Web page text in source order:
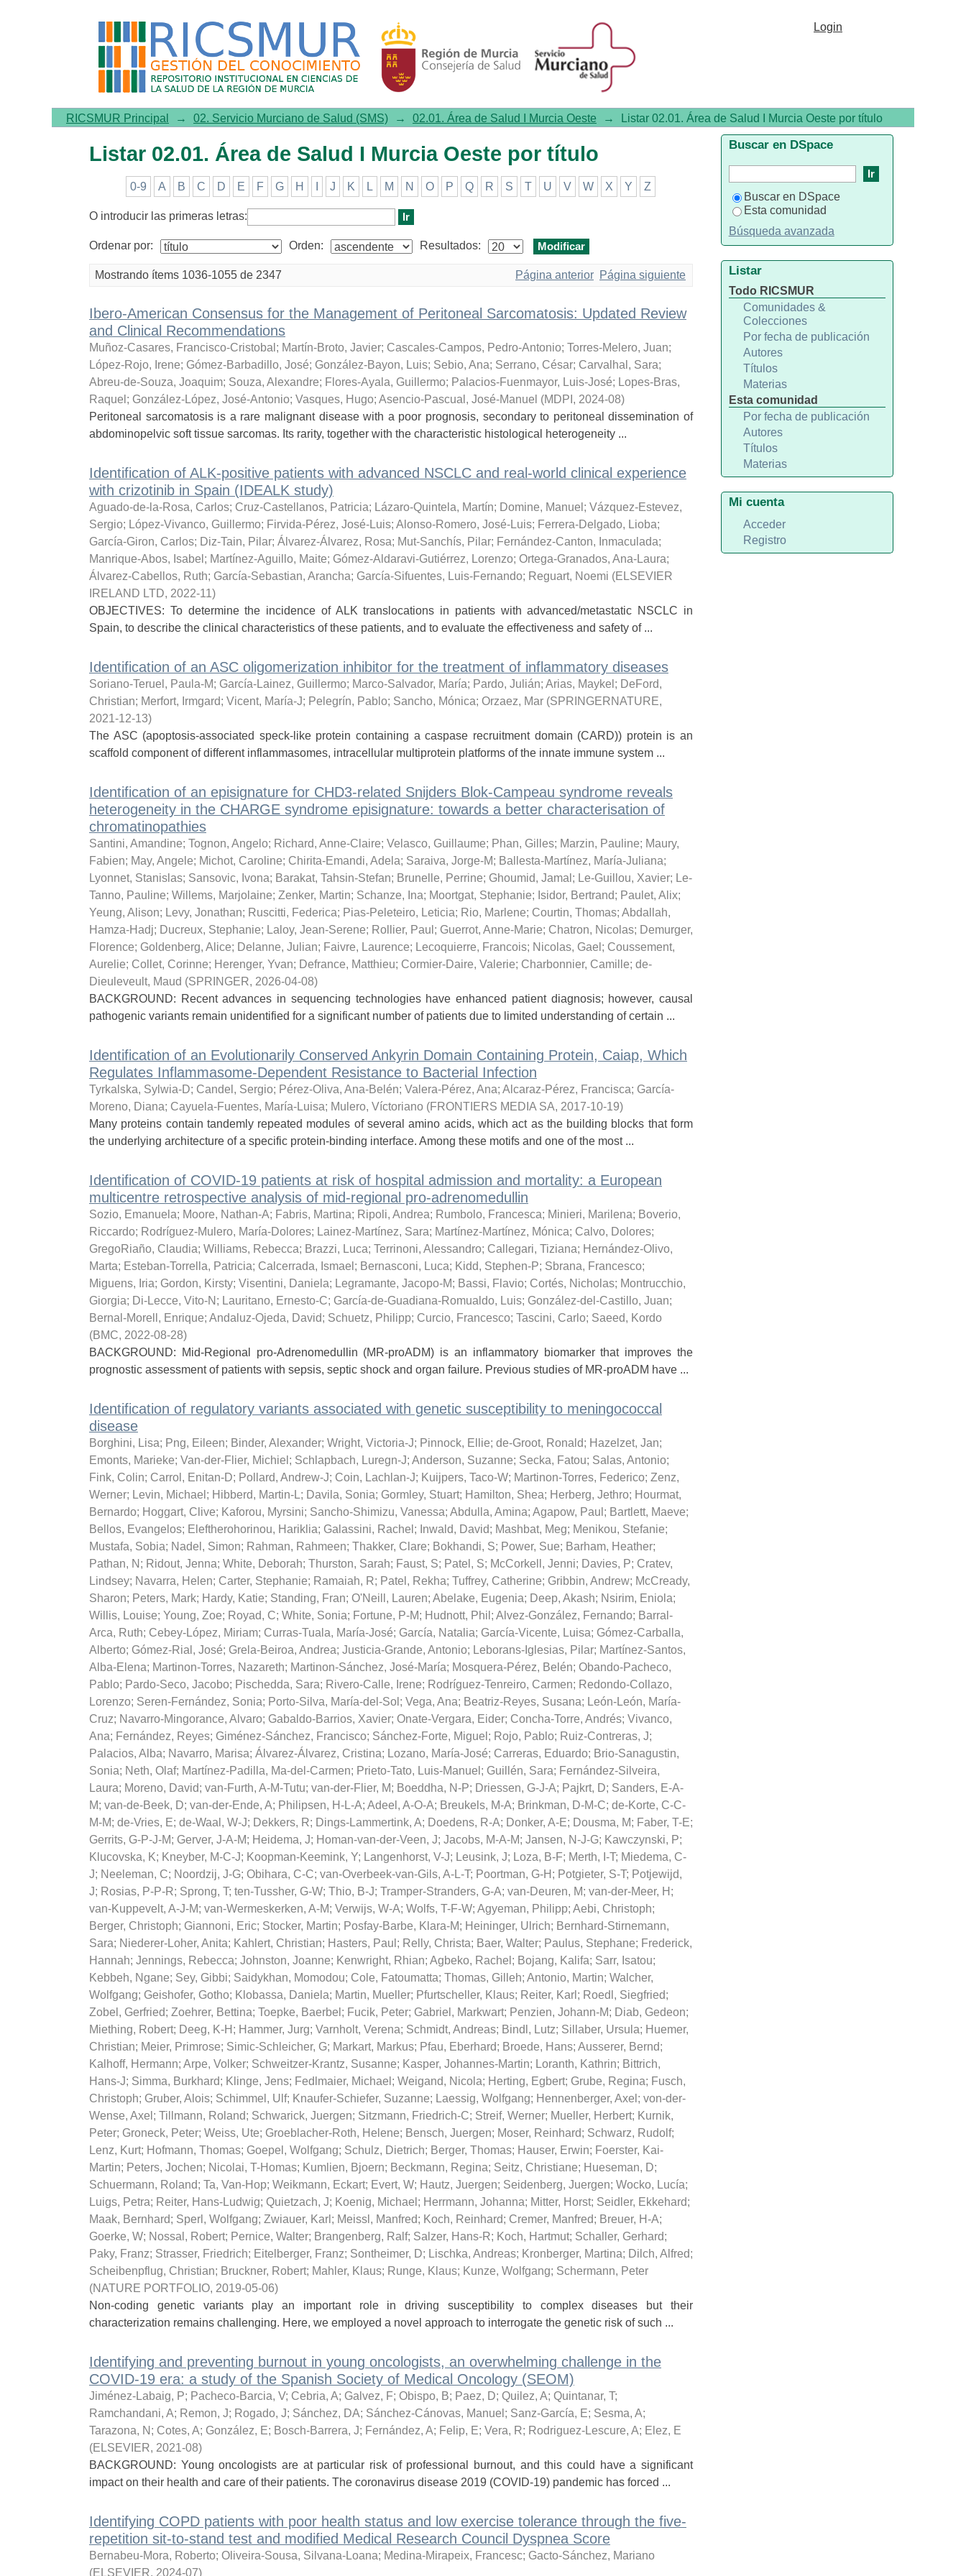
Listar 02.01. Área de Salud I Murcia Oeste por título Login
RICSMUR Principal → 02. Servicio Murciano de Salud (SMS) → 02.01. Área de Salud I Murcia Oeste → Listar 02.01. Área de Salud I Murcia Oeste por título
Listar 02.01. Área de Salud I Murcia Oeste por título
0-9 A B C D E F G H J K L M N O P Q R S T U V W X Y Z
O introducir las primeras letras:
Ordenar por: Orden: Resultados:
Mostrando ítems 1036-1055 de 2347 Página anterior Página siguiente
Ibero-American Consensus for the Management of Peritoneal Sarcomatosis: Updated Review
and Clinical Recommendations
Muñoz-Casares, Francisco-Cristobal ; Martín-Broto, Javier; Cascales-Campos, Pedro-Antonio; Torres-Melero, Juan;
López-Rojo, Irene; Gómez-Barbadillo, José; González-Bayon, Luis; Sebio, Ana; Serrano, César; Carvalhal, Sara;
Abreu-de-Souza, Joaquim; Souza, Alexandre; Flores-Ayala, Guillermo; Palacios-Fuenmayor, Luis-José; Lopes-Bras,
Raquel ; González-López, José-Antonio; Vasques, Hugo; Asencio-Pascual, José-Manuel (MDPI , 2024-08)
Peritoneal sarcomatosis is a rare malignant disease with a poor prognosis, secondary to peritoneal dissemination of
abdominopelvic soft tissue sarcomas. Its rarity, together with the characteristic histological heterogeneity ...
Identification of ALK-positive patients with advanced NSCLC and real-world clinical experience
with crizotinib in Spain (IDEALK study)
Aguado-de-la-Rosa, Carlos; Cruz-Castellanos, Patricia; Lázaro-Quintela, Martín; Domine, Manuel ; Vázquez-Estevez,
Sergio; López-Vivanco, Guillermo; Firvida-Pérez, José-Luis; Alonso-Romero, José-Luis; Ferrera-Delgado, Lioba;
García-Giron, Carlos; Diz-Tain, Pilar; Álvarez-Álvarez, Rosa; Mut-Sanchís, Pilar; Fernández-Canton, Inmaculada;
Manrique-Abos, Isabel ; Martínez-Aguillo, Maite; Gómez-Aldaravi-Gutiérrez, Lorenzo; Ortega-Granados, Ana-Laura;
Álvarez-Cabellos, Ruth; García-Sebastian, Arancha; García-Sifuentes, Luis-Fernando; Reguart, Noemi (ELSEVIER
IRELAND LTD, 2022-11)
OBJECTIVES: To determine the incidence of ALK translocations in patients with advanced/metastatic NSCLC in
Spain, to describe the clinical characteristics of these patients, and to evaluate the effectiveness and safety of ...
Identification of an ASC oligomerization inhibitor for the treatment of inflammatory diseases
Soriano-Teruel, Paula-M; García-Lainez, Guillermo; Marco-Salvador, María; Pardo, Julián; Arias, Maykel ; DeFord,
Christian; Merfort, Irmgard; Vicent, María-J; Pelegrín, Pablo; Sancho, Mónica; Orzaez, Mar (SPRINGERNATURE,
2021-12-13)
The ASC (apoptosis-associated speck-like protein containing a caspase recruitment domain (CARD)) protein is an
scaffold component of different inflammasomes, intracellular multiprotein platforms of the innate immune system ...
Identification of an episignature for CHD3-related Snijders Blok-Campeau syndrome reveals
heterogeneity in the CHARGE syndrome episignature: towards a better characterisation of
chromatinopathies
Santini, Amandine; Tognon, Angelo; Richard, Anne-Claire; Velasco, Guillaume; Phan, Gilles; Marzin, Pauline; Maury,
Fabien; May, Angele; Michot, Caroline; Chirita-Emandi, Adela; Saraiva, Jorge-M; Ballesta-Martínez, María-Juliana;
Lyonnet, Stanislas; Sansovic, Ivona; Barakat, Tahsin-Stefan; Brunelle, Perrine; Ghoumid, Jamal ; Le-Guillou, Xavier; Le-
Tanno, Pauline; Willems, Marjolaine; Zenker, Martin; Schanze, Ina; Moortgat, Stephanie; Isidor, Bertrand; Paulet, Alix;
Yeung, Alison; Levy, Jonathan; Ruscitti, Federica; Pias-Peleteiro, Leticia; Rio, Marlene; Courtin, Thomas; Abdallah,
Hamza-Hadj; Ducreux, Stephanie; Laloy, Jean-Serene; Rollier, Paul ; Guerrot, Anne-Marie; Chatron, Nicolas; Demurger,
Florence; Goldenberg, Alice; Delanne, Julian; Faivre, Laurence; Lecoquierre, Francois; Nicolas, Gael ; Coussement,
Aurelie; Collet, Corinne; Herenger, Yvan; Defrance, Matthieu; Cormier-Daire, Valerie; Charbonnier, Camille; de-
Dieuleveult, Maud (SPRINGER, 2026-04-08)
BACKGROUND: Recent advances in sequencing technologies have enhanced patient diagnosis; however, causal
pathogenic variants remain unidentified for a significant number of patients due to limited understanding of certain ...
Identification of an Evolutionarily Conserved Ankyrin Domain Containing Protein, Caiap, Which
Regulates Inflammasome-Dependent Resistance to Bacterial Infection
Tyrkalska, Sylwia-D; Candel, Sergio; Pérez-Oliva, Ana-Belén; Valera-Pérez, Ana; Alcaraz-Pérez, Francisca; García-
Moreno, Diana; Cayuela-Fuentes, María-Luisa; Mulero, Víctoriano (FRONTIERS MEDIA SA, 2017-10-19)
Many proteins contain tandemly repeated modules of several amino acids, which act as the building blocks that form
the underlying architecture of a specific protein-binding interface. Among these motifs and one of the most ...
Identification of COVID-19 patients at risk of hospital admission and mortality: a European
multicentre retrospective analysis of mid-regional pro-adrenomedullin
Sozio, Emanuela; Moore, Nathan-A; Fabris, Martina; Ripoli, Andrea; Rumbolo, Francesca; Minieri, Marilena; Boverio,
Riccardo; Rodríguez-Mulero, María-Dolores; Lainez-Martínez, Sara; Martínez-Martínez, Mónica; Calvo, Dolores;
GregoRiaño, Claudia; Williams, Rebecca; Brazzi, Luca; Terrinoni, Alessandro; Callegari, Tiziana; Hernández-Olivo,
Marta; Esteban-Torrella, Patricia; Calcerrada, Ismael ; Bernasconi, Luca; Kidd, Stephen-P; Sbrana, Francesco;
Miguens, Iria; Gordon, Kirsty; Visentini, Daniela; Legramante, Jacopo-M; Bassi, Flavio; Cortés, Nicholas; Montrucchio,
Giorgia; Di-Lecce, Vito-N ; Lauritano, Ernesto-C; García-de-Guadiana-Romualdo, Luis; González-del-Castillo, Juan;
Bernal-Morell, Enrique; Andaluz-Ojeda, David; Schuetz, Philipp; Curcio, Francesco; Tascini, Carlo; Saeed, Kordo
(BMC, 2022-08-28)
BACKGROUND: Mid-Regional pro-Adrenomedullin (MR-proADM) is an inflammatory biomarker that improves the
prognostic assessment of patients with sepsis, septic shock and organ failure. Previous studies of MR-proADM have ...
Identification of regulatory variants associated with genetic susceptibility to meningococcal
disease
Borghini, Lisa; Png, Eileen; Binder, Alexander; Wright, Victoria-J; Pinnock, Ellie; de-Groot, Ronald; Hazelzet, Jan;
Emonts, Marieke; Van-der-Flier, Michiel ; Schlapbach, Luregn-J; Anderson, Suzanne; Secka, Fatou; Salas, Antonio;
Fink, Colin; Carrol, Enitan-D; Pollard, Andrew-J; Coin, Lachlan-J; Kuijpers, Taco-W; Martinon-Torres, Federico; Zenz,
Werner; Levin, Michael ; Hibberd, Martin-L; Davila, Sonia; Gormley, Stuart; Hamilton, Shea; Herberg, Jethro; Hourmat,
Bernardo; Hoggart, Clive; Kaforou, Myrsini; Sancho-Shimizu, Vanessa; Abdulla, Amina; Agapow, Paul ; Bartlett, Maeve;
Bellos, Evangelos; Eleftherohorinou, Hariklia; Galassini, Rachel ; Inwald, David; Mashbat, Meg; Menikou, Stefanie;
Mustafa, Sobia; Nadel, Simon; Rahman, Rahmeen; Thakker, Clare; Bokhandi, S; Power, Sue; Barham, Heather;
Pathan, N ; Ridout, Jenna; White, Deborah; Thurston, Sarah; Faust, S; Patel, S; McCorkell, Jenni; Davies, P; Cratev,
Lindsey; Navarra, Helen; Carter, Stephanie; Ramaiah, R; Patel, Rekha; Tuffrey, Catherine; Gribbin, Andrew; McCready,
Sharon; Peters, Mark; Hardy, Katie; Standing, Fran; O'Neill, Lauren; Abelake, Eugenia; Deep, Akash; Nsirim, Eniola;
Willis, Louise; Young, Zoe; Royad, C; White, Sonia; Fortune, P-M; Hudnott, Phil ; Alvez-González, Fernando; Barral-
Arca, Ruth; Cebey-López, Miriam; Curras-Tuala, María-José; García, Natalia; García-Vicente, Luisa; Gómez-Carballa,
Alberto; Gómez-Rial, José; Grela-Beiroa, Andrea; Justicia-Grande, Antonio; Leborans-Iglesias, Pilar; Martínez-Santos,
Alba-Elena; Martinon-Torres, Nazareth; Martinon-Sánchez, José-María; Mosquera-Pérez, Belén; Obando-Pacheco,
Pablo; Pardo-Seco, Jacobo; Pischedda, Sara; Rivero-Calle, Irene; Rodríguez-Tenreiro, Carmen; Redondo-Collazo,
Lorenzo; Seren-Fernández, Sonia; Porto-Silva, María-del-Sol ; Vega, Ana; Beatriz-Reyes, Susana; León-León, María-
Cruz; Navarro-Mingorance, Alvaro; Gabaldo-Barrios, Xavier; Onate-Vergara, Eider; Concha-Torre, Andrés; Vivanco,
Ana; Fernández, Reyes; Giménez-Sánchez, Francisco; Sánchez-Forte, Miguel ; Rojo, Pablo; Ruiz-Contreras, J;
Palacios, Alba; Navarro, Marisa; Álvarez-Álvarez, Cristina; Lozano, María-José; Carreras, Eduardo; Brio-Sanagustin,
Sonia; Neth, Olaf; Martínez-Padilla, Ma-del-Carmen; Prieto-Tato, Luis-Manuel ; Guillén, Sara; Fernández-Silveira,
Laura; Moreno, David; van-Furth, A-M-Tutu; van-der-Flier, M; Boeddha, N-P; Driessen, G-J-A; Pajkrt, D; Sanders, E-A-
M; van-de-Beek, D; van-der-Ende, A; Philipsen, H-L-A; Adeel, A-O-A; Breukels, M-A; Brinkman, D-M-C; de-Korte, C-C-
M-M; de-Vries, E; de-Waal, W-J; Dekkers, R; Dings-Lammertink, A; Doedens, R-A; Donker, A-E; Dousma, M; Faber, T-E;
Gerrits, G-P-J-M; Gerver, J-A-M; Heidema, J; Homan-van-der-Veen, J; Jacobs, M-A-M; Jansen, N-J-G; Kawczynski, P;
Klucovska, K; Kneyber, M-C-J; Koopman-Keemink, Y; Langenhorst, V-J; Leusink, J; Loza, B-F; Merth, I-T; Miedema, C-
J; Neeleman, C; Noordzij, J-G; Obihara, C-C; van-Overbeek-van-Gils, A-L-T; Poortman, G-H ; Potgieter, S-T; Potjewijd,
J; Rosias, P-P-R; Sprong, T; ten-Tussher, G-W; Thio, B-J; Tramper-Stranders, G-A; van-Deuren, M; van-der-Meer, H ;
van-Kuppevelt, A-J-M; van-Wermeskerken, A-M; Verwijs, W-A; Wolfs, T-F-W; Agyeman, Philipp; Aebi, Christoph;
Berger, Christoph; Giannoni, Eric; Stocker, Martin; Posfay-Barbe, Klara-M; Heininger, Ulrich; Bernhard-Stirnemann,
Sara; Niederer-Loher, Anita; Kahlert, Christian; Hasters, Paul ; Relly, Christa; Baer, Walter; Paulus, Stephane; Frederick,
Hannah; Jennings, Rebecca; Johnston, Joanne; Kenwright, Rhian; Agbeko, Rachel ; Bojang, Kalifa; Sarr, Isatou;
Kebbeh, Ngane; Sey, Gibbi; Saidykhan, Momodou; Cole, Fatoumatta; Thomas, Gilleh; Antonio, Martin; Walcher,
Wolfgang; Geishofer, Gotho; Klobassa, Daniela; Martin, Mueller; Pfurtscheller, Klaus; Reiter, Karl ; Roedl, Siegfried;
Zobel, Gerfried; Zoehrer, Bettina; Toepke, Baerbel ; Fucik, Peter; Gabriel, Markwart; Penzien, Johann-M; Diab, Gedeon;
Miething, Robert; Deeg, K-H ; Hammer, Jurg; Varnholt, Verena; Schmidt, Andreas; Bindl, Lutz; Sillaber, Ursula; Huemer,
Christian; Meier, Primrose; Simic-Schleicher, G; Markart, Markus; Pfau, Eberhard; Broede, Hans; Ausserer, Bernd;
Kalhoff, Hermann; Arpe, Volker; Schweitzer-Krantz, Susanne; Kasper, Johannes-Martin; Loranth, Kathrin; Bittrich,
Hans-J; Simma, Burkhard; Klinge, Jens; Fedlmaier, Michael ; Weigand, Nicola; Herting, Egbert; Grube, Regina; Fusch,
Christoph; Gruber, Alois; Schimmel, Ulf; Knaufer-Schiefer, Suzanne; Laessig, Wolfgang; Hennenberger, Axel ; von-der-
Wense, Axel ; Tillmann, Roland; Schwarick, Juergen; Sitzmann, Friedrich-C; Streif, Werner; Mueller, Herbert; Kurnik,
Peter; Groneck, Peter; Weiss, Ute; Groeblacher-Roth, Helene; Bensch, Juergen; Moser, Reinhard; Schwarz, Rudolf;
Lenz, Kurt; Hofmann, Thomas; Goepel, Wolfgang; Schulz, Dietrich; Berger, Thomas; Hauser, Erwin; Foerster, Kai-
Martin; Peters, Jochen; Nicolai, T-Homas; Kumlien, Bjoern; Beckmann, Regina; Seitz, Christiane; Hueseman, D;
Schuermann, Roland; Ta, Van-Hop; Weikmann, Eckart; Evert, W; Hautz, Juergen; Seidenberg, Juergen; Wocko, Lucía;
Luigs, Petra; Reiter, Hans-Ludwig; Quietzach, J; Koenig, Michael ; Herrmann, Johanna; Mitter, Horst; Seidler, Ekkehard;
Maak, Bernhard; Sperl, Wolfgang; Zwiauer, Karl ; Meissl, Manfred; Koch, Reinhard; Cremer, Manfred; Breuer, H-A;
Goerke, W; Nossal, Robert; Pernice, Walter; Brangenberg, Ralf; Salzer, Hans-R; Koch, Hartmut; Schaller, Gerhard;
Paky, Franz; Strasser, Friedrich; Eitelberger, Franz; Sontheimer, D; Lischka, Andreas; Kronberger, Martina; Dilch, Alfred;
Scheibenpflug, Christian; Bruckner, Robert; Mahler, Klaus; Runge, Klaus; Kunze, Wolfgang; Schermann, Peter
(NATURE PORTFOLIO, 2019-05-06)
Non-coding genetic variants play an important role in driving susceptibility to complex diseases but their
characterization remains challenging. Here, we employed a novel approach to interrogate the genetic risk of such ...
Identifying and preventing burnout in young oncologists, an overwhelming challenge in the
COVID-19 era: a study of the Spanish Society of Medical Oncology (SEOM)
Jiménez-Labaig, P; Pacheco-Barcia, V; Cebria, A; Galvez, F; Obispo, B; Paez, D; Quilez, A; Quintanar, T;
Ramchandani, A; Remon, J; Rogado, J; Sánchez, DA; Sánchez-Cánovas, Manuel ; Sanz-García, E; Sesma, A;
Tarazona, N ; Cotes, A; González, E; Bosch-Barrera, J; Fernández, A; Felip, E; Vera, R; Rodriguez-Lescure, A; Elez, E
(ELSEVIER, 2021-08)
BACKGROUND: Young oncologists are at particular risk of professional burnout, and this could have a significant
impact on their health and care of their patients. The coronavirus disease 2019 (COVID-19) pandemic has forced ...
Identifying COPD patients with poor health status and low exercise tolerance through the five-
repetition sit-to-stand test and modified Medical Research Council Dyspnea Score
Bernabeu-Mora, Roberto; Oliveira-Sousa, Silvana-Loana; Medina-Mirapeix, Francesc; Gacto-Sánchez, Mariano
(ELSEVIER, 2024-07)
Buscar en DSpace
Buscar en DSpace
Esta comunidad
Búsqueda avanzada
Listar
Todo RICSMUR
Comunidades &
Colecciones
Por fecha de publicación
Autores
Títulos
Materias
Esta comunidad
Por fecha de publicación
Autores
Títulos
Materias
Mi cuenta
Acceder
Registro